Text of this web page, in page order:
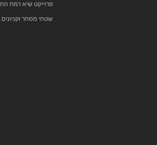
פרוייקט שיא רמת
שטחי מסחר וקניונים